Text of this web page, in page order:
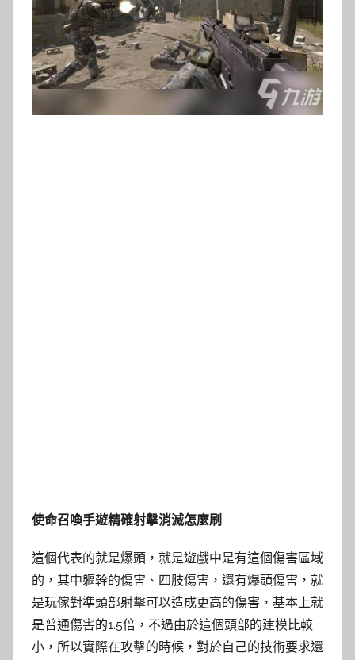
使命召喚手遊精確射擊消滅怎麼刷
這個代表的就是爆頭，就是遊戲中是有這個傷害區域
的，其中軀幹的傷害、四肢傷害，還有爆頭傷害，就
是玩傢對準頭部射擊可以造成更高的傷害，基本上就
是普通傷害的1.5倍，不過由於這個頭部的建模比較
小，所以實際在攻擊的時候，對於自己的技術要求還